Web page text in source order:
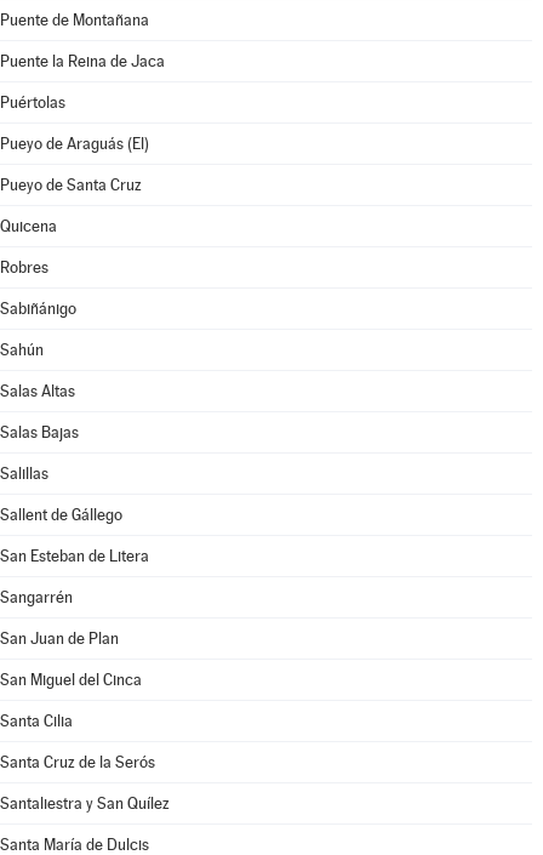
Puente de Montañana
Puente la Reina de Jaca
Puértolas
Pueyo de Araguás (El)
Pueyo de Santa Cruz
Quicena
Robres
Sabiñánigo
Sahún
Salas Altas
Salas Bajas
Salillas
Sallent de Gállego
San Esteban de Litera
Sangarrén
San Juan de Plan
San Miguel del Cinca
Santa Cilia
Santa Cruz de la Serós
Santaliestra y San Quílez
Santa María de Dulcis